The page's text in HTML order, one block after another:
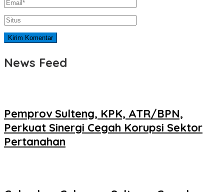
News Feed
Pemprov Sulteng, KPK, ATR/BPN,
Perkuat Sinergi Cegah Korupsi Sektor
Pertanahan